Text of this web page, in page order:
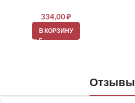
334,00₽
В КОРЗИНУ
Отзывы